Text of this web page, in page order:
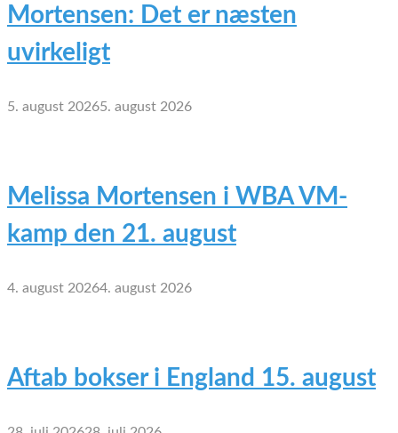
Mortensen: Det er næsten
uvirkeligt
5. august 20265. august 2026
Melissa Mortensen i WBA VM-
kamp den 21. august
4. august 20264. august 2026
Aftab bokser i England 15. august